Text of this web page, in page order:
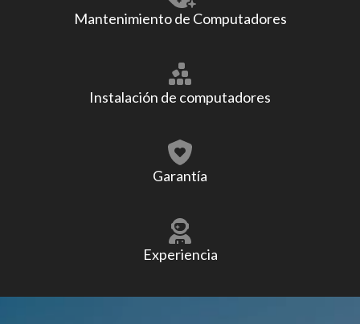
Mantenimiento de Computadores
Instalación de computadores
Garantía
Experiencia